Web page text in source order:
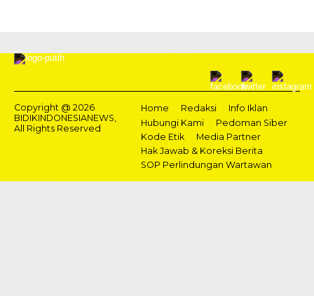
Copyright @ 2026
BIDIKINDONESIANEWS,
All Rights Reserved
Home Redaksi
Info Iklan
Hubungi Kami
Pedoman Siber
Kode Etik
Media Partner
Hak Jawab & Koreksi Berita
SOP Perlindungan Wartawan